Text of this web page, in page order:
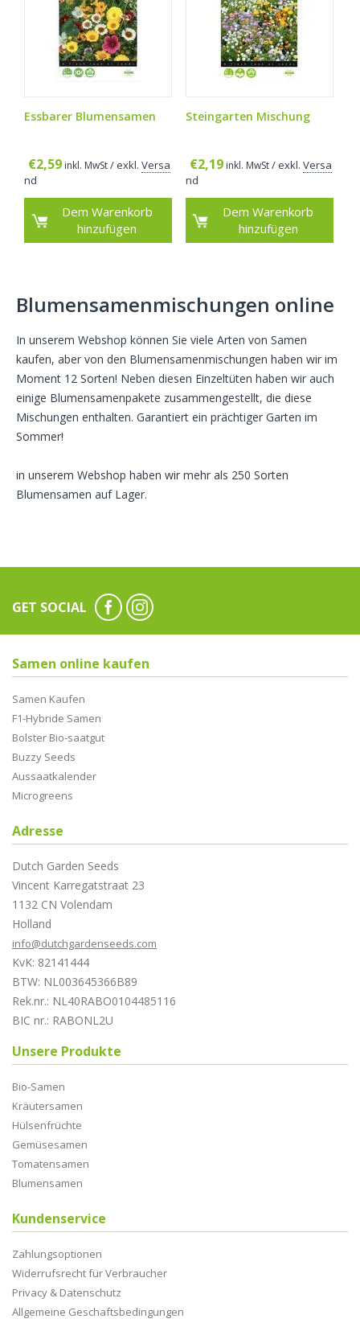
Essbarer Blumensamen
€2,59 inkl. MwSt/ exkl. Versa
nd
Dem Warenkorb
hinzufügen
Steingarten Mischung
€2,19 inkl. MwSt / exkl. Versa
nd
Dem Warenkorb
hinzufügen
Blumensamenmischungen online
In unserem Webshop können Sie viele Arten von Samen
kaufen, aber von den Blumensamenmischungen haben wir im
Moment 12 Sorten! Neben diesen Einzeltüten haben wir auch
einige Blumensamenpakete zusammengestellt, die diese
Mischungen enthalten. Garantiert ein prächtiger Garten im
Sommer!
in unserem Webshop haben wir mehr als 250 Sorten
Blumensamen auf Lager.
GET SOCIAL
Samen online kaufen
Samen Kaufen
F1-Hybride Samen
Bolster Bio-saatgut
Buzzy Seeds
Aussaatkalender
Microgreens
Adresse
Dutch Garden Seeds
Vincent Karregatstraat 23
1132 CN Volendam
Holland
info@dutchgardenseeds.com
KvK: 82141444
BTW: NL003645366B89
Rek.nr.: NL40RABO0104485116
BIC nr.: RABONL2U
Unsere Produkte
Bio-Samen
Kräutersamen
Hülsenfrüchte
Gemüsesamen
Tomatensamen
Blumensamen
Kundenservice
Zahlungsoptionen
Widerrufsrecht für Verbraucher
Privacy & Datenschutz
Allgemeine Geschaftsbedingungen